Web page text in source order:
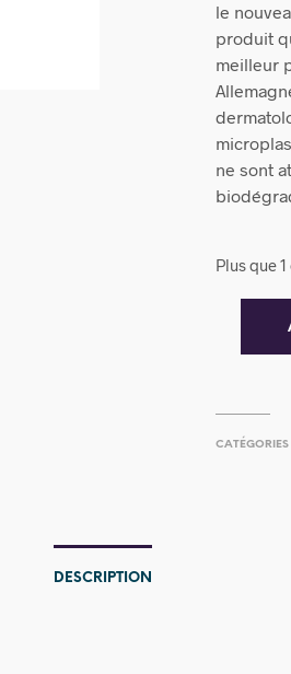
le
produit
meilleur
ne sont
Plus que
CATÉGORIES
DESCRIPTION